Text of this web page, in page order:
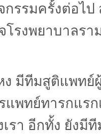
รมครั้งต่อไป
รงพยาบาลรา
ง มีทีมสูติแพท
พทย์ทารกแ
รา อีกทั้ง ยัง